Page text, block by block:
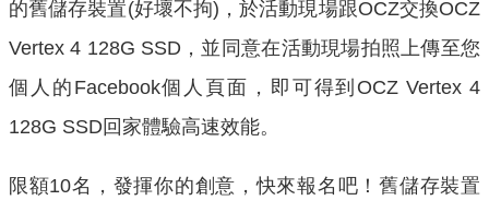
的舊儲存裝置(好壞不拘)，於活動現場跟OCZ交換OCZ
Vertex 4 128G SSD，並同意在活動現場拍照上傳至您
個人的Facebook個人頁面，即可得到OCZ Vertex 4
128G SSD回家體驗高速效能。
限額10名，發揮你的創意，快來報名吧！舊儲存裝置